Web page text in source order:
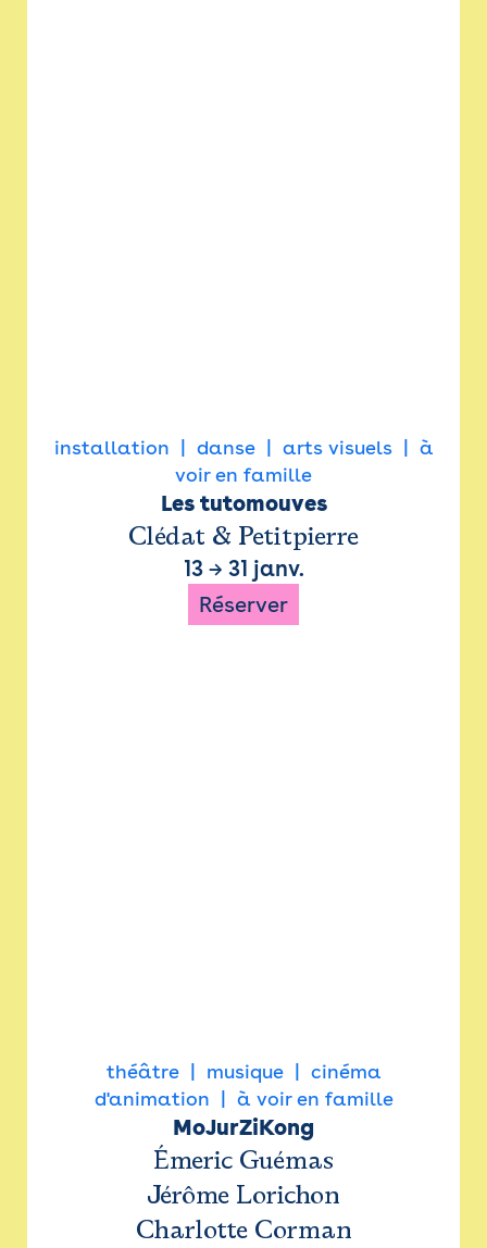
installation danse arts visuels
à
voir en famille
Les tutomouves
Clédat & Petitpierre
13→ 31 janv.
Réserver
théâtre musique
cinéma
d'animation
à voir en famille
MoJurZiKong
Émeric Guémas
Jérôme Lorichon
Charlotte Corman